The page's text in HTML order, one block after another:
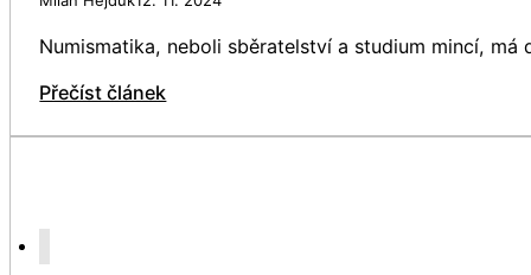
Numismatika, neboli sběratelství a studium mincí,
Přečíst článek